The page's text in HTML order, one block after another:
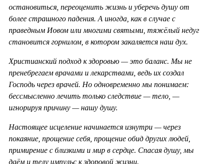
остановиться, переоценить жизнь и уберечь душу от
более страшного падения. А иногда, как в случае с
праведным Иовом или многими святыми, тяжёлый недуг
становится горнилом, в котором закаляется наш дух.
Христианский подход к здоровью — это баланс. Мы не
пренебрегаем врачами и лекарствами, ведь их создал
Господь через врачей. Но одновременно мы понимаем:
бессмысленно лечить только следствие — тело, —
игнорируя причину — нашу душу.
Настоящее исцеление начинается изнутри — через
покаяние, прощение себя, прощение обид других людей,
примирение с близкими и мир в сердце. Спасая душу, мы
даём и телу импульс к здоровой жизни.